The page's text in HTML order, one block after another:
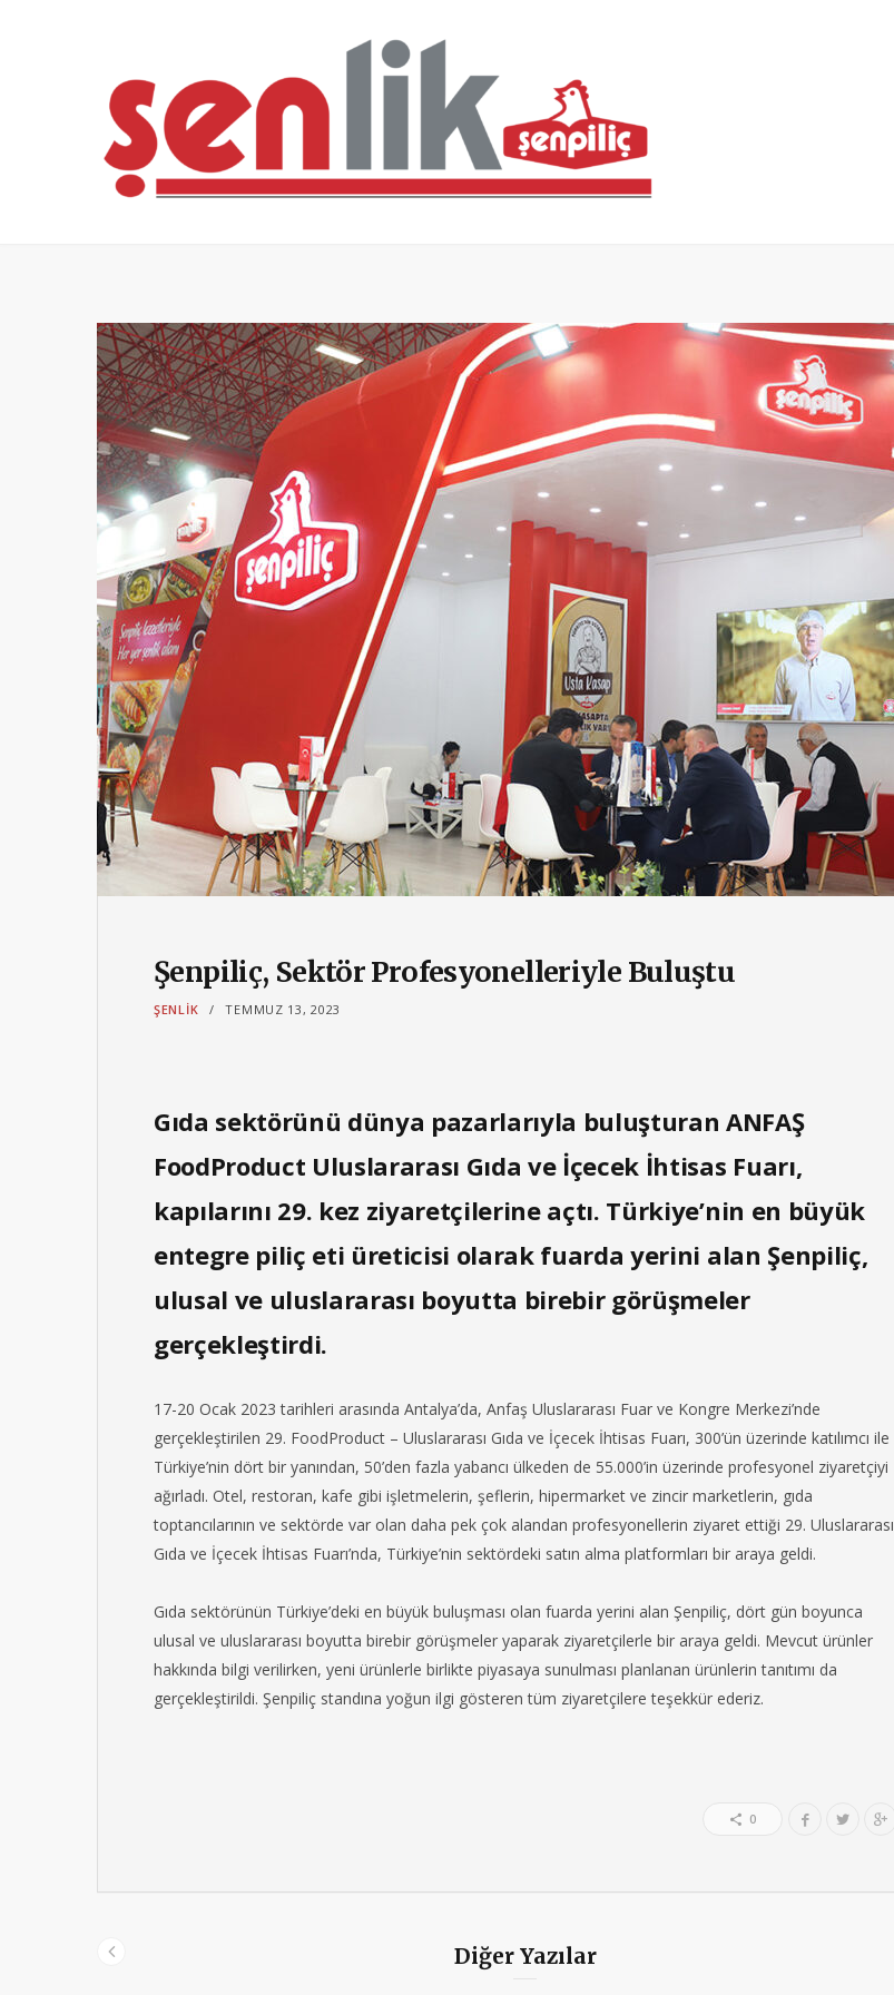
Şenpiliç, Sektör Profesyonelleriyle Buluştu
ŞENLIK TEMMUZ 13, 2023
Gıda sektörünü dünya pazarlarıyla buluşturan ANFAŞ
FoodProduct Uluslararası Gıda ve İçecek İhtisas Fuarı,
kapılarını 29. kez ziyaretçilerine açtı. Türkiye’nin en büyük
entegre piliç eti üreticisi olarak fuarda yerini alan Şenpiliç,
ulusal ve uluslararası boyutta birebir görüşmeler
gerçekleştirdi.
17-20 Ocak 2023 tarihleri arasında Antalya’da, Anfaş Uluslararası Fuar ve Kongre Merkezi’nde
gerçekleştirilen 29. FoodProduct – Uluslararası Gıda ve İçecek İhtisas Fuarı, 300’ün üzerinde katılımcı ile
Türkiye’nin dört bir yanından, 50’den fazla yabancı ülkeden de 55.000’in üzerinde profesyonel ziyaretçiyi
ağırladı. Otel, restoran, kafe gibi işletmelerin, şeflerin, hipermarket ve zincir marketlerin, gıda
toptancılarının ve sektörde var olan daha pek çok alandan profesyonellerin ziyaret ettiği 29. Uluslararası
Gıda ve İçecek İhtisas Fuarı’nda, Türkiye’nin sektördeki satın alma platformları bir araya geldi.
Gıda sektörünün Türkiye’deki en büyük buluşması olan fuarda yerini alan Şenpiliç, dört gün boyunca
ulusal ve uluslararası boyutta birebir görüşmeler yaparak ziyaretçilerle bir araya geldi. Mevcut ürünler
hakkında bilgi verilirken, yeni ürünlerle birlikte piyasaya sunulması planlanan ürünlerin tanıtımı da
gerçekleştirildi. Şenpiliç standına yoğun ilgi gösteren tüm ziyaretçilere teşekkür ederiz.
0
Diğer Yazılar